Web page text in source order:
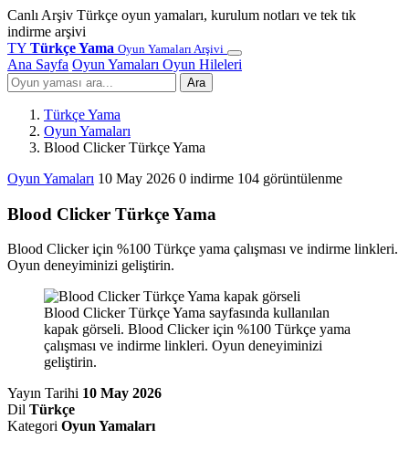
Canlı Arşiv Türkçe oyun yamaları, kurulum notları ve tek tık
indirme arşivi
TY Türkçe Yama Oyun Yamaları Arşivi
Ana Sayfa Oyun Yamaları Oyun Hileleri
Ara
Türkçe Yama
Oyun Yamaları
Blood Clicker Türkçe Yama
Oyun Yamaları 10 May 2026 0 indirme 104 görüntülenme
Blood Clicker Türkçe Yama
Blood Clicker için %100 Türkçe yama çalışması ve indirme linkleri.
Oyun deneyiminizi geliştirin.
Blood Clicker Türkçe Yama sayfasında kullanılan
kapak görseli. Blood Clicker için %100 Türkçe yama
çalışması ve indirme linkleri. Oyun deneyiminizi
geliştirin.
Yayın Tarihi 10 May 2026
Dil Türkçe
Kategori Oyun Yamaları